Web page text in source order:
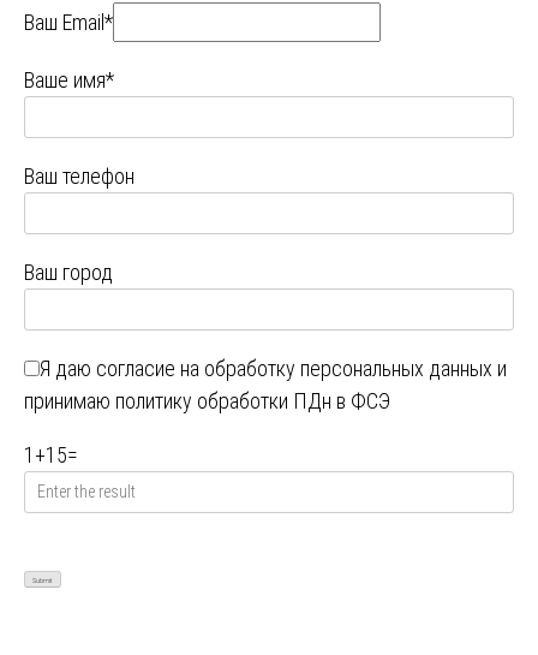
Ваш Email*
Ваше имя*
Ваш телефон
Ваш город
Я даю согласие на обработку персональных данных и
принимаю политику обработки ПДн в ФСЭ
1 +15=